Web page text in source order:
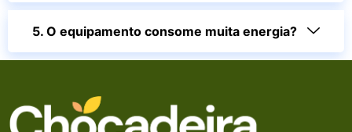
5. O equipamento consome muita energia?